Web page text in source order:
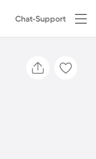
Chat-Support